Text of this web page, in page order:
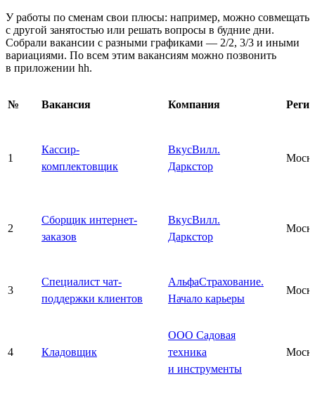
У работы по сменам свои плюсы: например, можно совмещать
с другой занятостью или решать вопросы в будние дни.
Собрали вакансии с разными графиками — 2/2, 3/3 и иными
вариациями. По всем этим вакансиям можно позвонить
в приложении hh.
№ Вакансия Компания
1
Кассир-
комплектовщик
ВкусВилл.
Даркстор
2
Сборщик интернет-
заказов
ВкусВилл.
Даркстор
3
Специалист чат-
поддержки клиентов
АльфаСтрахование.
Начало карьеры
4 Кладовщик
ООО Садовая
техника
и инструменты